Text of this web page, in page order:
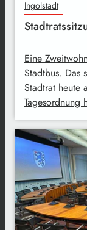
Ingolstadt
Eine
Stadtbus. Das
Stadtrat heute